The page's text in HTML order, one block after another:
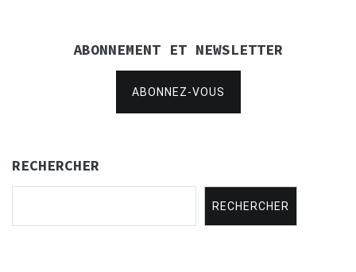
ABONNEMENT ET NEWSLETTER
ABONNEZ-VOUS
RECHERCHER
RECHERCHER